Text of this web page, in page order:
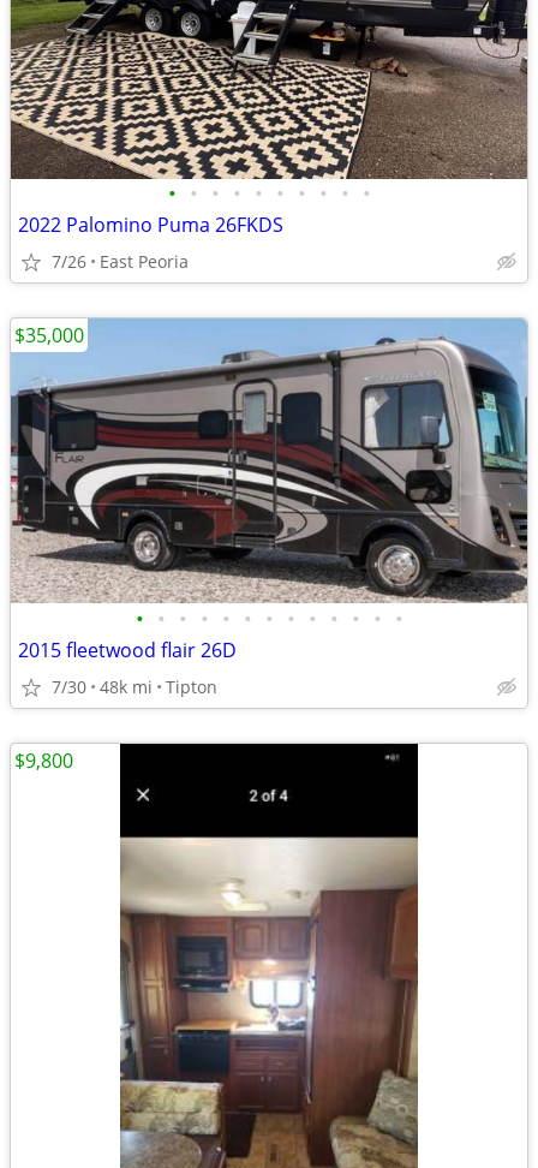
• • • • • • • • • •
2022 Palomino Puma 26FKDS
7/26 East Peoria
• • • • • • • • • • • • •
2015 fleetwood flair 26D
7/30 48k mi Tipton
$35,000
$9,800